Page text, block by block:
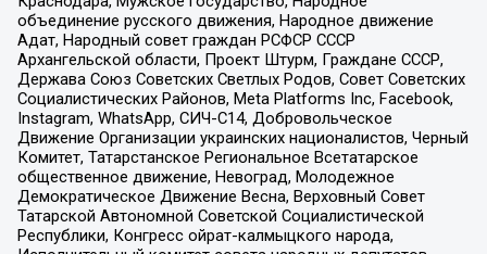
объединение русского движения, Народное движение
Адат, Народный совет граждан РСФСР СССР
Архангельской области, Проект Штурм, Граждане СССР,
Держава Союз Советских Светлых Родов, Совет Советских
Социалистических Районов, Meta Platforms Inc, Facebook,
Instagram, WhatsApp, СИЧ-С14, Добровольческое
Движение Организации украинских националистов, Черный
Комитет, Татарстанское Региональное Всетатарское
общественное движение, Невоград, Молодежное
Демократическое Движение Весна, Верховный Совет
Татарской Автономной Советской Социалистической
Республики, Конгресс ойрат-калмыцкого народа,